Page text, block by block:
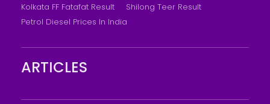
Kolkata FF Fatafat Result
Shilong Teer Result
Petrol Diesel Prices In India
ARTICLES